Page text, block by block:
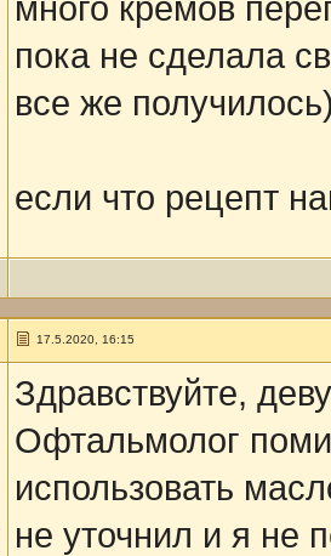
много кремов
пока не сделала
все же
если что рецепт
17.5.2020, 16:15
Здравствуйте,
Офтальмолог
использовать
не уточнил и я не